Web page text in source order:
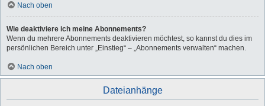
Nach oben
Wie deaktiviere ich meine Abonnements?
Wenn du mehrere Abonnements deaktivieren möchtest, so kannst du dies im
persönlichen Bereich unter „Einstieg“ – „Abonnements verwalten“ machen.
Nach oben
Dateianhänge